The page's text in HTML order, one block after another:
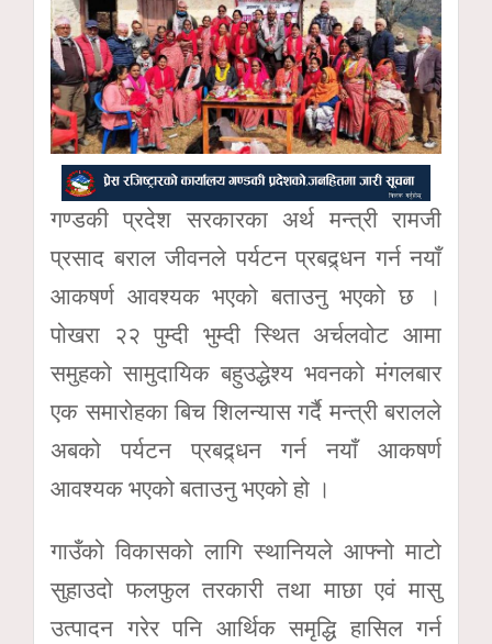
गण्डकी प्रदेश सरकारका अर्थ मन्त्री रामजी
प्रसाद बराल जीवनले पर्यटन प्रबद्र्धन गर्न नयाँ
आकषर्ण आवश्यक भएको बताउनु भएको छ ।
पोखरा २२ पुम्दी भुम्दी स्थित अर्चलवोट आमा
समुहको सामुदायिक बहुउद्धेश्य भवनको मंगलबार
एक समारोहका बिच शिलन्यास गर्दै मन्त्री बरालले
अबको पर्यटन प्रबद्र्धन गर्न नयाँ आकषर्ण
आवश्यक भएको बताउनु भएको हो ।
गाउँको विकासको लागि स्थानियले आफ्नो माटो
सुहाउदो फलफुल तरकारी तथा माछा एवं मासु
उत्पादन गरेर पनि आर्थिक समृद्धि हासिल गर्न